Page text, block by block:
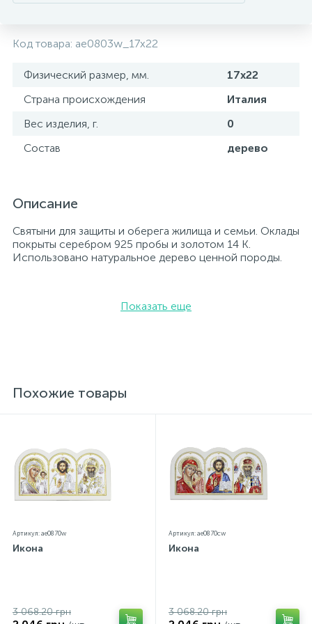
Код товара: ae0803w_17х22
Физический размер, мм.
17х22
Страна происхождения
Италия
Вес изделия, г.
0
Состав
дерево
Описание
Святыни для защиты и оберега жилища и семьи. Оклады
покрыты серебром 925 пробы и золотом 14 К.
Использовано натуральное дерево ценной породы.
Показать еще
Похожие товары
Артикул: ae0870w
Икона
3 068.20 грн
Артикул: ae0870cw
Икона
3 068.20 грн